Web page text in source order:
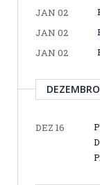
JAN 02
JAN 02
JAN 02
DEZ 16